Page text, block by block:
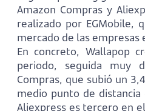
Amazon Compras y
realizado por EGMobile,
mercado de las empresas
En concreto, Wallapop
periodo, seguida muy
Compras, que subió un
medio punto de
Aliexpress es tercero en